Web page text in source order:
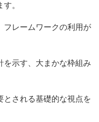
。
フレームワークの利用が
を示す、大まかな枠組み
とされる基礎的な視点を